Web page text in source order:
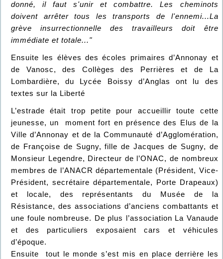
donné, il faut s'unir et combattre. Les cheminots
doivent arrêter tous les transports de l'ennemi...La
grève insurrectionnelle des travailleurs doit être
immédiate et totale..."
Ensuite les élèves des écoles primaires d’Annonay et
de Vanosc, des Collèges des Perrières et de La
Lombardière, du Lycée Boissy d’Anglas ont lu des
textes sur la Liberté
L’estrade était trop petite pour accueillir toute cette
jeunesse, un moment fort en présence des Elus de la
Ville d’Annonay et de la Communauté d’Agglomération,
de Françoise de Sugny, fille de Jacques de Sugny, de
Monsieur Legendre, Directeur de l’ONAC, de nombreux
membres de l’ANACR départementale (Président, Vice-
Président, secrétaire départementale, Porte Drapeaux)
et locale, des représentants du Musée de la
Résistance, des associations d’anciens combattants et
une foule nombreuse. De plus l’association La Vanaude
et des particuliers exposaient cars et véhicules
d’époque.
Ensuite tout le monde s’est mis en place derrière les